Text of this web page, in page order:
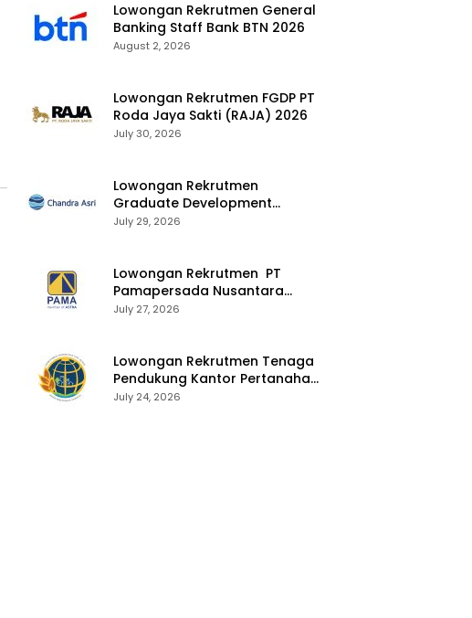
Lowongan Rekrutmen General
Banking Staff Bank BTN 2026
August 2, 2026
Lowongan Rekrutmen FGDP PT
Roda Jaya Sakti (RAJA) 2026
July 30, 2026
Lowongan Rekrutmen
Graduate Development
Program Chandra Asri Group
July 29, 2026
Lowongan Rekrutmen PT
Pamapersada Nusantara
(PAMA) 2026
July 27, 2026
Lowongan Rekrutmen Tenaga
Pendukung Kantor Pertanahan
2026
July 24, 2026